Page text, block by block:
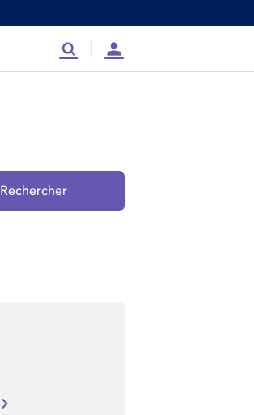
RechercheCompte
Rechercher